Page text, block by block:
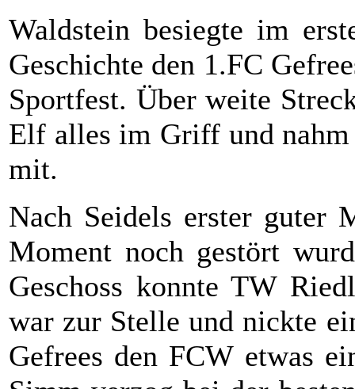
Waldstein besiegte im
Geschichte den 1.FC
Sportfest. Über weite
Elf alles im Griff und
mit.
Nach Seidels erster guter
Moment noch gestört
Geschoss konnte TW
war zur Stelle und nickte
Gefrees den FCW etwas